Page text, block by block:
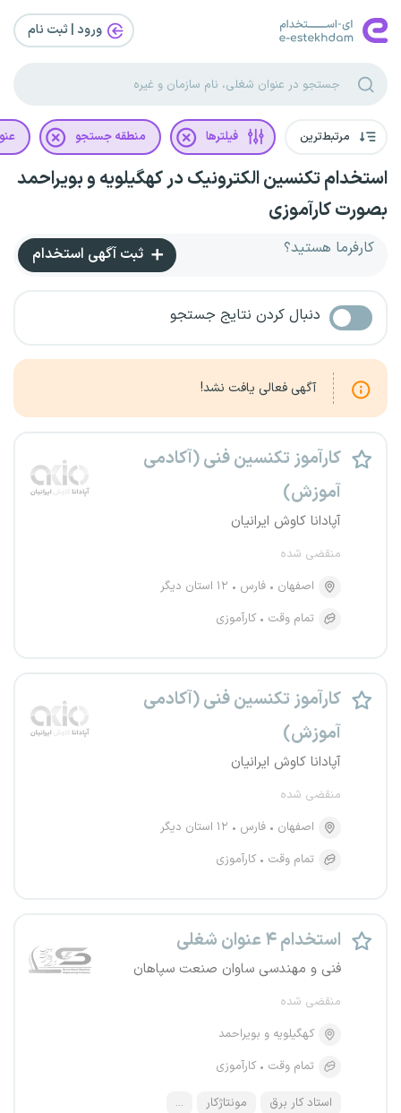
ورود | ثبت‌ نام
مرتبط‌ترین فیلترها منطقه جستجو
استخدام تکنسین الکترونیک در کهگیلویه و بویراحمد
بصورت کارآموزی
کارفرما هستید؟ ثبت آگهی استخدام
دنبال کردن نتایج جستجو
آگهی فعالی یافت نشد!
کارآموز تکنسین فنی (آکادمی
آموزش)
آپادانا کاوش ایرانیان
منقضی شده
اصفهان
فارس
۱۲ استان دیگر
تمام وقت
کارآموزی
کارآموز تکنسین فنی (آکادمی
آموزش)
آپادانا کاوش ایرانیان
منقضی شده
اصفهان
فارس
۱۲ استان دیگر
تمام وقت
کارآموزی
استخدام ۴ عنوان شغلی
فنی و مهندسی ساوان صنعت سپاهان
منقضی شده
کهگیلویه و بویراحمد
تمام وقت
کارآموزی
استاد کار برق مونتاژکار ...